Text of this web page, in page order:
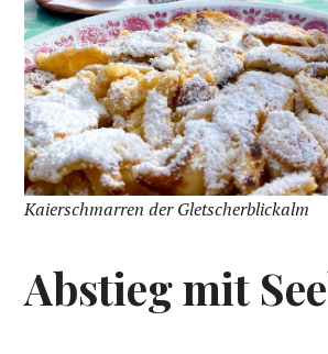
Kaierschmarren der Gletscherblickalm
Abstieg mit